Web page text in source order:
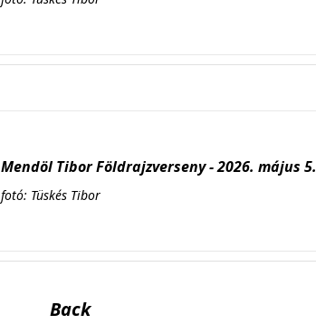
Mendöl Tibor Földrajzverseny - 2026. május 5.
fotó: Tüskés Tibor
Back